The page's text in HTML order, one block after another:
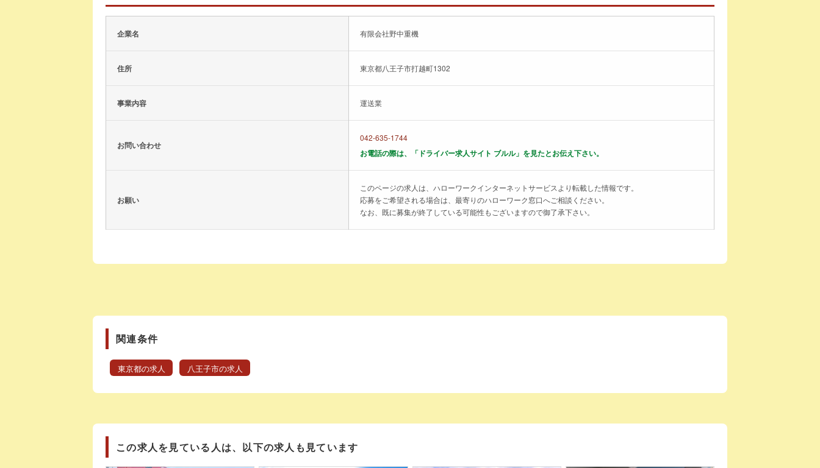
企業名 有限会社野中重機
住所 東京都八王子市打越町1302
事業内容 運送業
お問い合わせ
042-635-1744
お電話の際は、「ドライバー求人サイト ブルル」を見たとお伝え下さい。
お願い
このページの求人は、ハローワークインターネットサービスより転載した情報です。
応募をご希望される場合は、最寄りのハローワーク窓口へご相談ください。
なお、既に募集が終了している可能性もございますので御了承下さい。
関連条件
東京都の求人 八王子市の求人
この求人を見ている人は、以下の求人も見ています